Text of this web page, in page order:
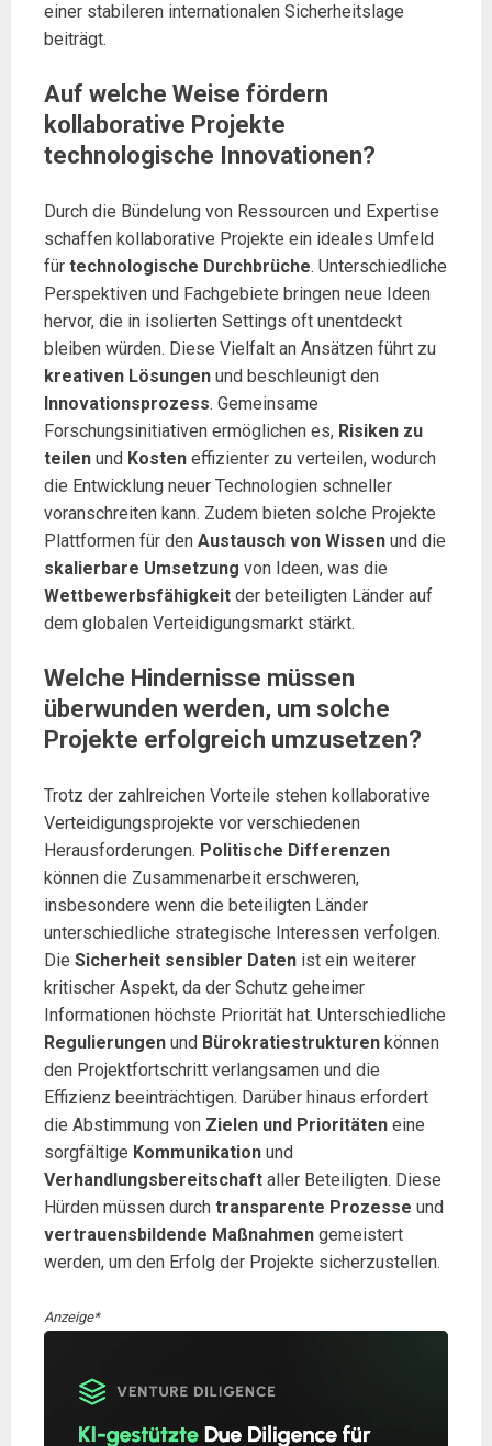
einer stabileren internationalen Sicherheitslage
beiträgt.
Auf welche Weise fördern
kollaborative Projekte
technologische Innovationen?
Durch die Bündelung von Ressourcen und Expertise
schaffen kollaborative Projekte ein ideales Umfeld
für technologische Durchbrüche. Unterschiedliche
Perspektiven und Fachgebiete bringen neue Ideen
hervor, die in isolierten Settings oft unentdeckt
bleiben würden. Diese Vielfalt an Ansätzen führt zu
kreativen Lösungen und beschleunigt den
Innovationsprozess. Gemeinsame
Forschungsinitiativen ermöglichen es, Risiken zu
teilen und Kosten effizienter zu verteilen, wodurch
die Entwicklung neuer Technologien schneller
voranschreiten kann. Zudem bieten solche Projekte
Plattformen für den Austausch von Wissen und die
skalierbare Umsetzung von Ideen, was die
Wettbewerbsfähigkeit der beteiligten Länder auf
dem globalen Verteidigungsmarkt stärkt.
Welche Hindernisse müssen
überwunden werden, um solche
Projekte erfolgreich umzusetzen?
Trotz der zahlreichen Vorteile stehen kollaborative
Verteidigungsprojekte vor verschiedenen
Herausforderungen. Politische Differenzen
können die Zusammenarbeit erschweren,
insbesondere wenn die beteiligten Länder
unterschiedliche strategische Interessen verfolgen.
Die Sicherheit sensibler Daten ist ein weiterer
kritischer Aspekt, da der Schutz geheimer
Informationen höchste Priorität hat. Unterschiedliche
Regulierungen und Bürokratiestrukturen können
den Projektfortschritt verlangsamen und die
Effizienz beeinträchtigen. Darüber hinaus erfordert
die Abstimmung von Zielen und Prioritäten eine
sorgfältige Kommunikation und
Verhandlungsbereitschaft aller Beteiligten. Diese
Hürden müssen durch transparente Prozesse und
vertrauensbildende Maßnahmen gemeistert
werden, um den Erfolg der Projekte sicherzustellen.
Anzeige*